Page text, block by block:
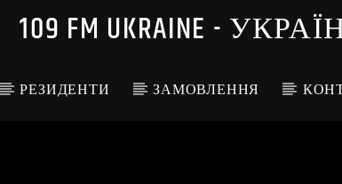
109 FM UKRAINE -
РЕЗИДЕНТИ ЗАМОВЛЕННЯ